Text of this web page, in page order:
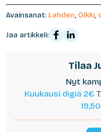
Avainsanat: Lahden, Ölkki,
Jaa artikkeli:
Tilaa
Nyt
Kuukausi digiä 2€